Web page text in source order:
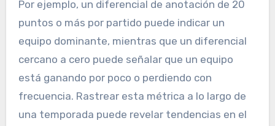
Por ejemplo, un diferencial de anotación de 20
puntos o más por partido puede indicar un
equipo dominante, mientras que un diferencial
cercano a cero puede señalar que un equipo
está ganando por poco o perdiendo con
frecuencia. Rastrear esta métrica a lo largo de
una temporada puede revelar tendencias en el